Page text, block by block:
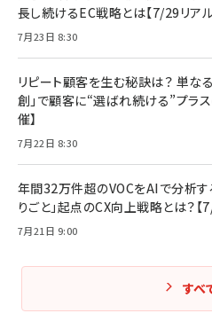
長し続けるEC戦略とは【7/29リア
7月23日 8:30
リピート顧客を生む秘訣は？ 単なる
創」で顧客に“選ばれ続ける”プラ
催】
7月22日 8:30
年間32万件超のVOCをAIで分析す
りごと」起点のCX向上戦略とは？【
7月21日 9:00
すべ